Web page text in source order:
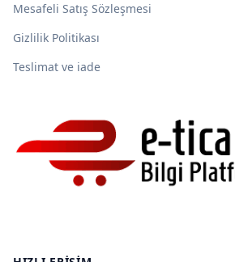
Mesafeli Satış Sözleşmesi
Gizlilik Politikası
Teslimat ve iade